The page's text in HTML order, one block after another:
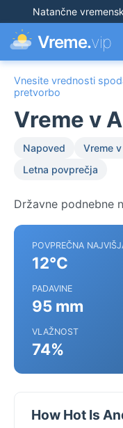
Natančne
Vreme.vip
Vnesite vrednosti
pretvorbo
Vreme v
Napoved Vreme
Letna povprečja
Državne podnebne
POVPREČNA
12°C
PADAVINE
95 mm
VLAŽNOST
74%
How Hot Is